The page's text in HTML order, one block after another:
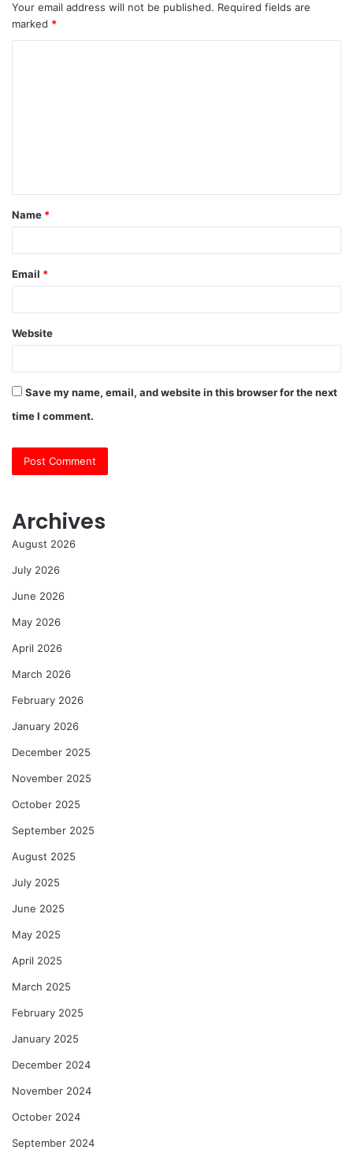
Your email address will not be published. Required fields are
marked *
t
*
Name *
Email *
Website
Save my name, email, and website in this browser for the next
time I comment.
Archives
August 2026
July 2026
June 2026
May 2026
April 2026
March 2026
February 2026
January 2026
December 2025
November 2025
October 2025
September 2025
August 2025
July 2025
June 2025
May 2025
April 2025
March 2025
February 2025
January 2025
December 2024
November 2024
October 2024
September 2024